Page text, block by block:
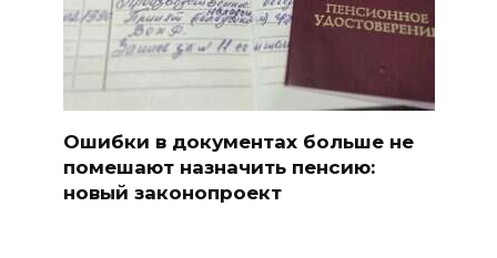
Ошибки в документах больше не
помешают назначить пенсию:
новый законопроект